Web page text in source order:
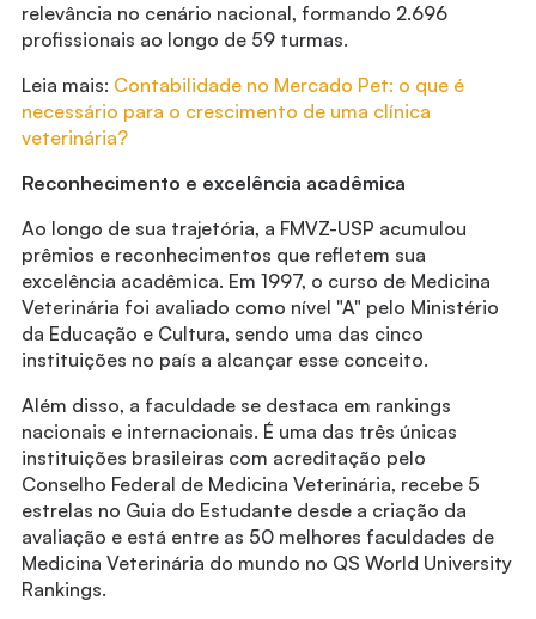
relevância no cenário nacional, formando 2.696
profissionais ao longo de 59 turmas.
Leia mais: Contabilidade no Mercado Pet: o que é
necessário para o crescimento de uma clínica
veterinária?
Reconhecimento e excelência acadêmica
Ao longo de sua trajetória, a FMVZ-USP acumulou
prêmios e reconhecimentos que refletem sua
excelência acadêmica. Em 1997, o curso de Medicina
Veterinária foi avaliado como nível "A" pelo Ministério
da Educação e Cultura, sendo uma das cinco
instituições no país a alcançar esse conceito.
Além disso, a faculdade se destaca em rankings
nacionais e internacionais. É uma das três únicas
instituições brasileiras com acreditação pelo
Conselho Federal de Medicina Veterinária, recebe 5
estrelas no Guia do Estudante desde a criação da
avaliação e está entre as 50 melhores faculdades de
Medicina Veterinária do mundo no QS World University
Rankings.